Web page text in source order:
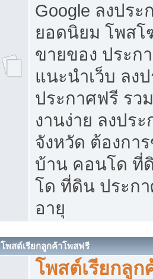
Google ลงประ
ยอดนิยม โพส
ขายของ ประก
แนะนำเว็บ ลง
ประกาศฟรี รว
งานง่าย ลงปร
จังหวัด ต้องกา
บ้าน คอนโด ที่
โด ที่ดิน ประก
อายุ
โพสต์เรียกลูกค้าโพสฟรี
โพสต์เรียกลูก